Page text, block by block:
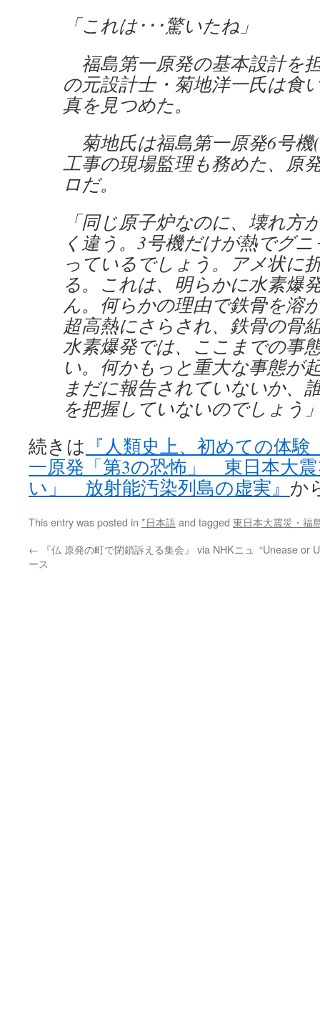
「これは･･･驚いたね」
福島第一原発の基本設計を
の元設計士・菊地洋一氏は食
真を見つめた。
菊地氏は福島第一原発6号機
工事の現場監理も務めた、原
ロだ。
「同じ原子炉なのに、壊れ方
く違う。3号機だけが熱でグ
っているでしょう。アメ状に
る。これは、明らかに水素爆
ん。何らかの理由で鉄骨を溶
超高熱にさらされ、鉄骨の骨
水素爆発では、ここまでの事
い。何かもっと重大な事態が
まだに報告されていないか、
を把握していないのでしょう
続きは 『人類史上、初めての体
一原発「第3の恐怖」 東日本大
い」 放射能汚染列島の虚実』 か
This entry was posted in *日本語and tagged 東日本大震災・福
← 『仏 原発の町で閉鎖訴える集会』 via NHKニュ
ース
“Unease or